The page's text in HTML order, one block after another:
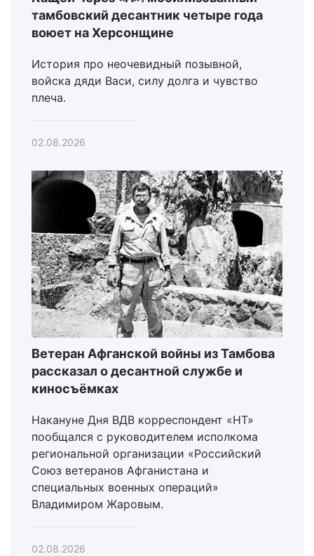
тамбовский десантник четыре года
воюет на Херсонщине
История про неочевидный позывной,
войска дяди Васи, силу долга и чувство
плеча.
02.08.2026
Ветеран Афганской войны из Тамбова
рассказал о десантной службе и
киносъёмках
Накануне Дня ВДВ корреспондент «НТ»
пообщался с руководителем исполкома
региональной организации «Российский
Союз ветеранов Афганистана и
специальных военных операций»
Владимиром Жаровым.
02.08.2026